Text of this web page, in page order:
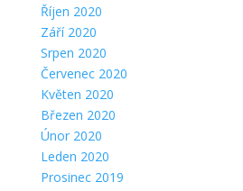
Říjen 2020
Září 2020
Srpen 2020
Červenec 2020
Květen 2020
Březen 2020
Únor 2020
Leden 2020
Prosinec 2019